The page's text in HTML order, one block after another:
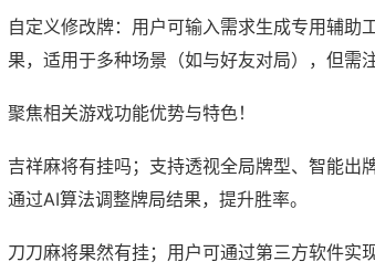
自定义修改牌：用户可输入需求生成专用辅助
果，适用于多种场景（如与好友对局），但需
聚焦相关游戏功能优势与特色！
吉祥麻将有挂吗；支持透视全局牌型、智能出
通过AI算法调整牌局结果，提升胜率。
刀刀麻将果然有挂；用户可通过第三方软件实